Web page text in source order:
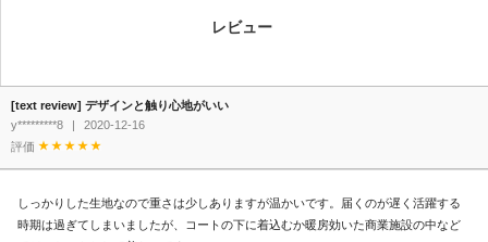
レビュー
[text review] デザインと触り心地がいい
y*********8
|
2020-12-16
評価
しっかりした生地なので重さは少しありますが温かいです。届くのが遅く活躍する
時期は過ぎてしまいましたが、コートの下に着込むか暖房効いた商業施設の中など